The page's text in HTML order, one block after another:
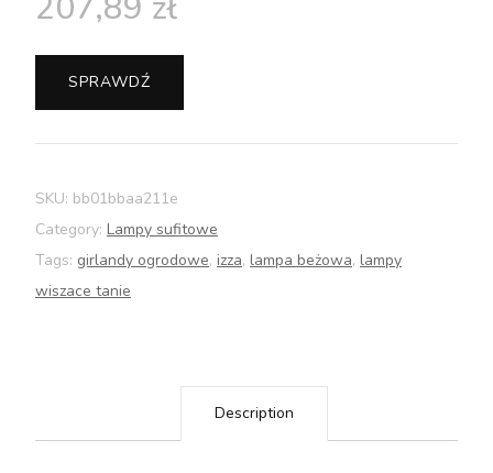
SPRAWDŹ
SKU: bb01bbaa211e
Category: Lampy sufitowe
Tags: girlandy ogrodowe, izza, lampa beżowa, lampy
wiszace tanie
Description